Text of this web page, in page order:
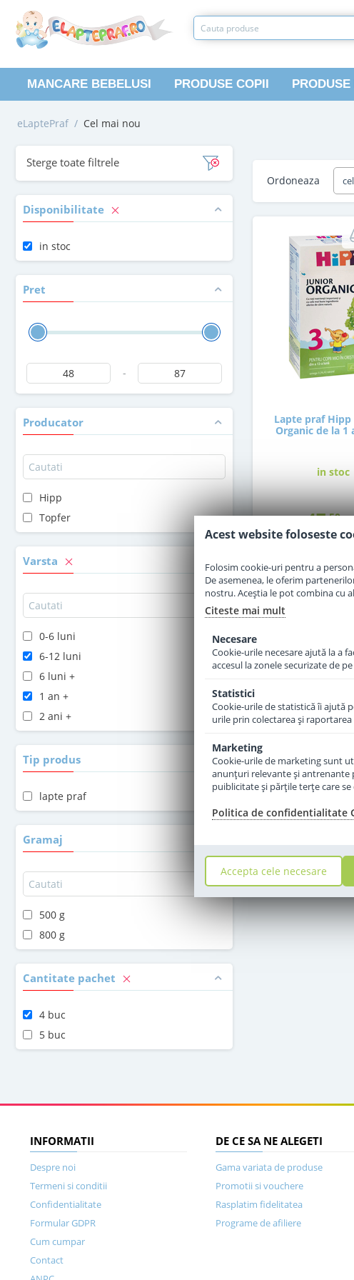
MANCARE BEBELUSI PRODUSE COPII
eLaptePraf / Cel mai nou
Sterge toate filtrele
Disponibilitate
in stoc
Pret
-
Producator
Hipp
Topfer
Varsta
0-6 luni
6-12 luni
6 luni +
1 an +
2 ani +
Tip produs
lapte praf
Gramaj
500 g
800 g
Cantitate pachet
4 buc
5 buc
Ordoneaza
Lapte praf Hipp
Organic de la 1
in stoc
47,50
INFORMATII
Despre noi
Termeni si conditii
Confidentialitate
Formular GDPR
Cum cumpar
Contact
DE CE SA NE ALEGETI
Gama variata de produse
Promotii si vouchere
Rasplatim fidelitatea
Programe de afiliere
Acest website foloseste
Folosim cookie-uri pentru a
De asemenea, le oferim
nostru. Aceștia le pot combina cu
Citeste mai mult
Necesare
Cookie-urile necesare ajută la a
accesul la zonele securizate de
Statistici
Cookie-urile de statistică îi ajută
urile prin colectarea şi
Marketing
Cookie-urile de marketing sunt
anunţuri relevante şi antrenante
puiblicitate şi părţile terţe care
Politica de confidentialitate
Accepta cele necesare